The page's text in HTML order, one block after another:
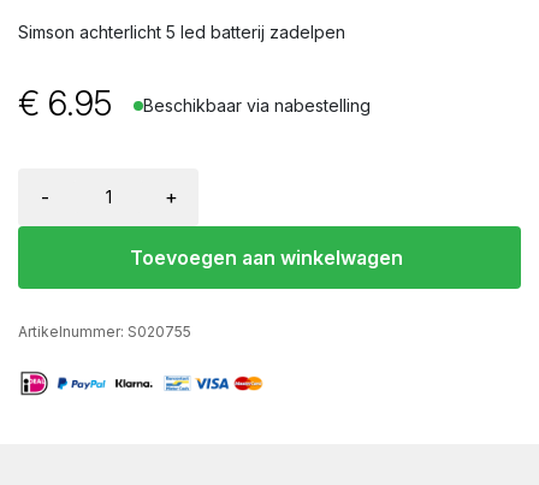
Simson achterlicht 5 led batterij zadelpen
€ 6.95 Beschikbaar via nabestelling
- +
Toevoegen aan winkelwagen
Artikelnummer: S020755